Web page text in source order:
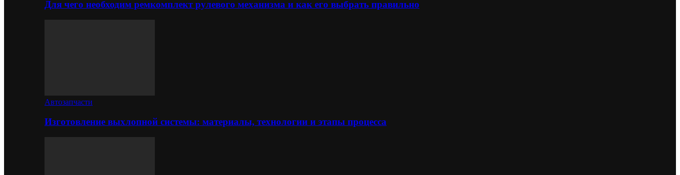
Для чего необходим ремкомплект рулевого механизма и как его выбрать правильно
Автозапчасти
Изготовление выхлопной системы: материалы, технологии и этапы процесса